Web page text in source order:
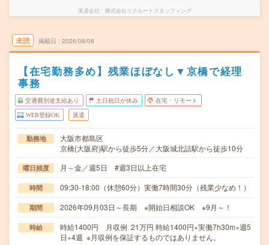
派遣会社 株式会社リクルートスタッフィング
未読 掲載日 2026/08/08
【在宅勤務多め】残業ほぼなし▼京橋で経理
事務
交通費別途支給あり 土日祝日が休み 在宅・リモート
WEB登録OK 派遣
勤務地
大阪市都島区
京橋(大阪府)駅から徒歩5分／大阪城北詰駅から徒歩10分
曜日頻度 月～金／週5日 #週3日以上在宅
時間 09:30-18:00（休憩60分）実働7時間30分（残業少なめ！）
期間 2026年09月03日～長期 ※開始日相談OK ※9月～！
時給
時給1400円 月収例 21万円 時給1400円×実働7h30m×週5
日×4週 ※月収例を保証するものではありません。